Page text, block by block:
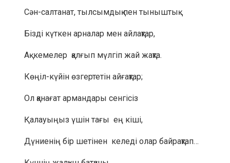
Сән-салтанат, тылсымдық пен тыныштық .
Бізді күткен арналар мен айлақтар,
Ақ кемелер қалғып мүлгіп жай жақта.
Көңіл-күйін өзгертетін айғақтар;
Ол қанағат армандары сенгісіз
Қалауыңыз үшін тағы ең кіші,
Дүниенің бір шетінен келеді олар байрақтап…